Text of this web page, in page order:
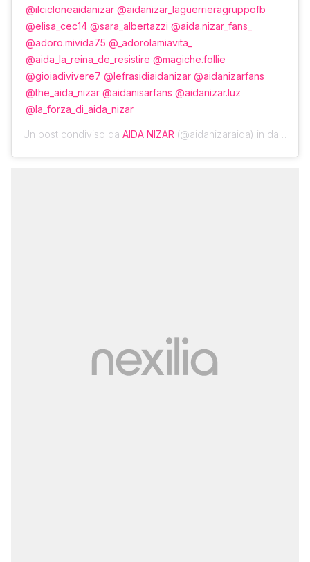
@ilcicloneaidanizar @aidanizar_laguerrieragruppofb
@elisa_cec14 @sara_albertazzi @aida.nizar_fans_
@adoro.mivida75 @_adorolamiavita_
@aida_la_reina_de_resistire @magiche.follie
@gioiadivivere7 @lefrasidiaidanizar @aidanizarfans
@the_aida_nizar @aidanisarfans @aidanizar.luz
@la_forza_di_aida_nizar
Un post condiviso da AIDA NIZAR (@aidanizaraida) in data: